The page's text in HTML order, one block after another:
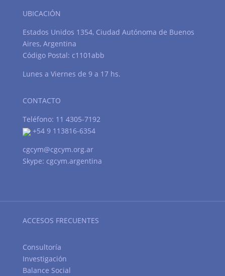
UBICACIÓN
Estados Unidos 1354, Ciudad Autónoma de Buenos
Aires, Argentina
Código Postal: c1101abb
Lunes a Viernes de 9 a 17 hs.
CONTACTO
Teléfono: 11 4305-7192
+54 9 113816-6354
cgcym@cgcym.org.ar
Skype: cgcym.argentina
ACCESOS FRECUENTES
Consultoría
Investigación
Balance Social